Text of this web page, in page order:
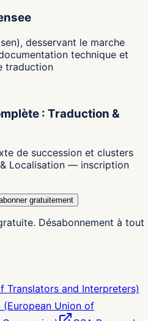
desservant le marche
technique et
traduction
: Traduction &
de succession et clusters
Localisation — inscription
gratuitement
Désabonnement à tout
Translators and Interpreters)
(European Union of